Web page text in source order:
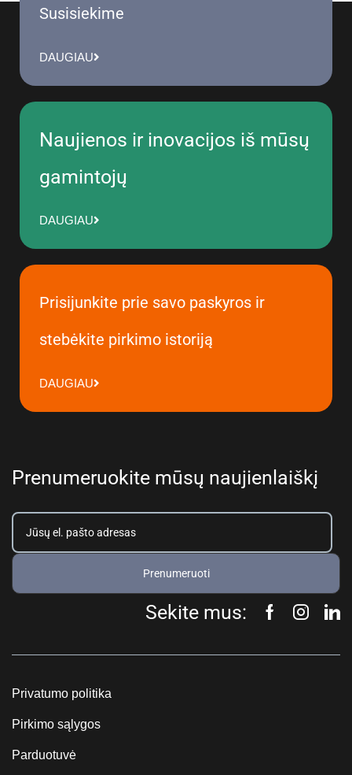
Susisiekime
DAUGIAU
Naujienos ir inovacijos iš mūsų
gamintojų
DAUGIAU
Prisijunkite prie savo paskyros ir
stebėkite pirkimo istoriją
DAUGIAU
Prenumeruokite mūsų naujienlaiškį
Prenumeruoti
Sekite mus:
Privatumo politika
Pirkimo sąlygos
Parduotuvė